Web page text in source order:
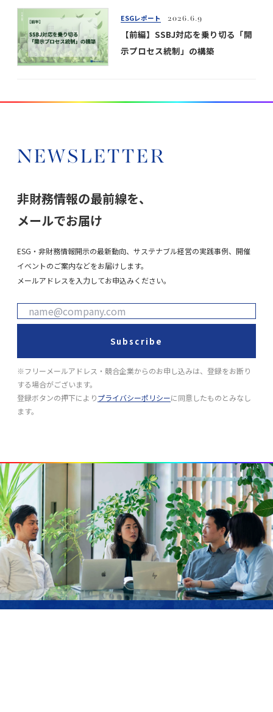
ESGレポート 2026.6.9
【前編】SSBJ対応を乗り切る「開
示プロセス統制」の構築
NEWSLETTER
非財務情報の最前線を、
メールでお届け
ESG・非財務情報開示の最新動向、サステナブル経営の実践事例、開催
イベントのご案内などをお届けします。
メールアドレスを入力してお申込みください。
Subscribe
※フリーメールアドレス・競合企業からのお申し込みは、登録をお断り
する場合がございます。
登録ボタンの押下によりプライバシーポリシーに同意したものとみなし
ます。